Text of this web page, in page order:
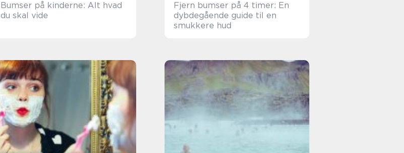
Bumser på kinderne: Alt hvad
du skal vide
Fjern bumser på 4 timer: En
dybdegående guide til en
smukkere hud